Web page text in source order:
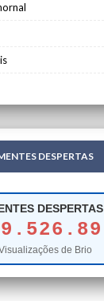
DESPERTAS
DESPERTAS
de Brio